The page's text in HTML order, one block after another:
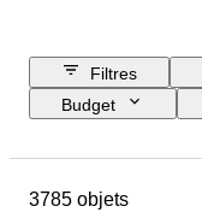
Filtres
Budget
Pays d’origine
3785 objets